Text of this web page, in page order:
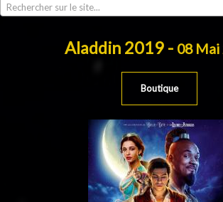
Rechercher sur le site...
Aladdin 2019 - 08 Mai
Boutique